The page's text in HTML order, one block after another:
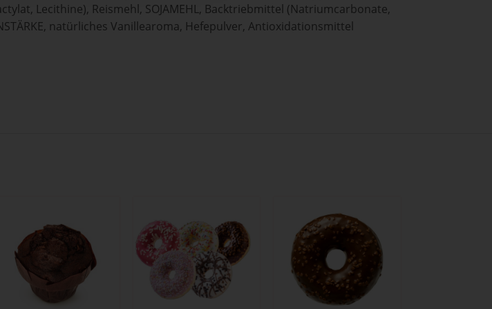
Lecithine), Reismehl, SOJAMEHL, Backtriebmittel (Natriumcarbonate,
natürliches Vanillearoma, Hefepulver, Antioxidationsmittel